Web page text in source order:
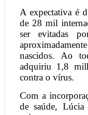
A expectativa é
de 28 mil
ser evitadas
nascidos. Ao
adquiriu 1,8
contra o vírus.
Com a
de saúde, Lúcia